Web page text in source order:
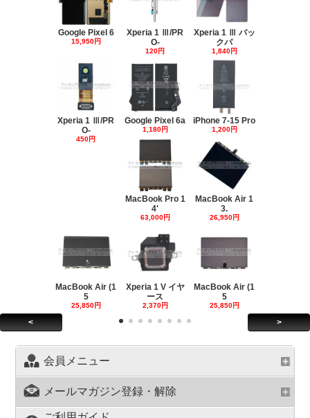
Google Pixel 6
15,950円
Xperia 1 Ⅲ/PR
O-
120円
Xperia 1 Ⅲ バッ
クパ
1,840円
Xperia 1 Ⅲ/PR
O-
450円
Google Pixel 6a
1,180円
iPhone 7-15 Pro
1,200円
MacBook Pro 1
4'
63,000円
MacBook Air 1
3.
26,950円
MacBook Air (1
5
25,850円
Xperia 1 V イヤ
ース
2,370円
MacBook Air (1
5
25,850円
< >
会員メニュー
メールマガジン登録・解除